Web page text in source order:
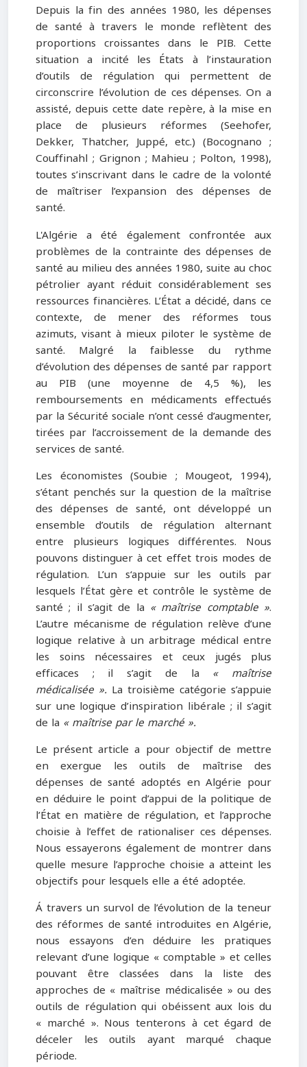
Depuis la fin des années 1980, les dépenses
de santé à travers le monde reflètent des
proportions croissantes dans le PIB. Cette
situation a incité les États à l’instauration
d’outils de régulation qui permettent de
circonscrire l’évolution de ces dépenses. On a
assisté, depuis cette date repère, à la mise en
place de plusieurs réformes (Seehofer,
Dekker, Thatcher, Juppé, etc.) (Bocognano ;
Couffinahl ; Grignon ; Mahieu ; Polton, 1998),
toutes s’inscrivant dans le cadre de la volonté
de maîtriser l’expansion des dépenses de
santé.
L'Algérie a été également confrontée aux
problèmes de la contrainte des dépenses de
santé au milieu des années 1980, suite au choc
pétrolier ayant réduit considérablement ses
ressources financières. L’État a décidé, dans ce
contexte, de mener des réformes tous
azimuts, visant à mieux piloter le système de
santé. Malgré la faiblesse du rythme
d’évolution des dépenses de santé par rapport
au PIB (une moyenne de 4,5 %), les
remboursements en médicaments effectués
par la Sécurité sociale n’ont cessé d’augmenter,
tirées par l’accroissement de la demande des
services de santé.
Les économistes (Soubie ; Mougeot, 1994),
s’étant penchés sur la question de la maîtrise
des dépenses de santé, ont développé un
ensemble d’outils de régulation alternant
entre plusieurs logiques différentes. Nous
pouvons distinguer à cet effet trois modes de
régulation. L’un s‘appuie sur les outils par
lesquels l’État gère et contrôle le système de
santé ; il s’agit de la « maîtrise comptable ».
L’autre mécanisme de régulation relève d’une
logique relative à un arbitrage médical entre
les soins nécessaires et ceux jugés plus
efficaces ; il s’agit de la « maîtrise
médicalisée ». La troisième catégorie s’appuie
sur une logique d’inspiration libérale ; il s’agit
de la « maîtrise par le marché ».
Le présent article a pour objectif de mettre
en exergue les outils de maîtrise des
dépenses de santé adoptés en Algérie pour
en déduire le point d’appui de la politique de
l’État en matière de régulation, et l’approche
choisie à l’effet de rationaliser ces dépenses.
Nous essayerons également de montrer dans
quelle mesure l’approche choisie a atteint les
objectifs pour lesquels elle a été adoptée.
Á travers un survol de l’évolution de la teneur
des réformes de santé introduites en Algérie,
nous essayons d’en déduire les pratiques
relevant d’une logique « comptable » et celles
pouvant être classées dans la liste des
approches de « maîtrise médicalisée » ou des
outils de régulation qui obéissent aux lois du
« marché ». Nous tenterons à cet égard de
déceler les outils ayant marqué chaque
période.